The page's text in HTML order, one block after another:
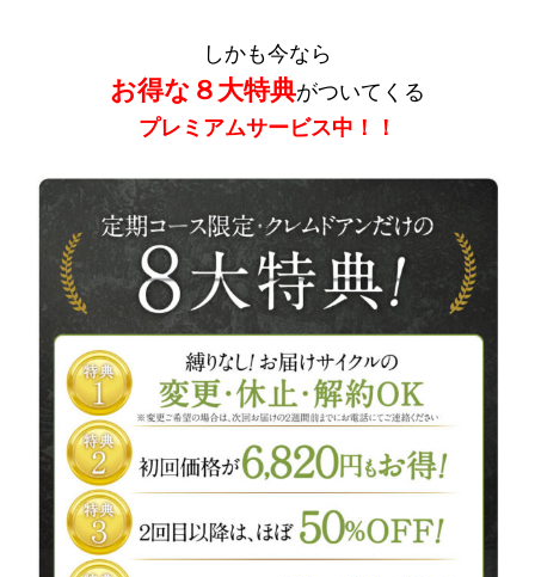
しかも今なら
お得な８大特典がついてくる
プレミアムサービス中！！